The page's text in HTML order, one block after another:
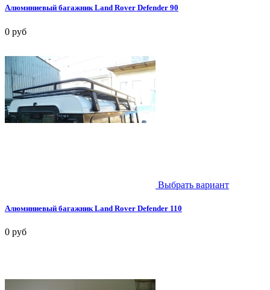
Алюминиевый багажник Land Rover Defender 90
0 руб
Выбрать вариант
Алюминиевый багажник Land Rover Defender 110
0 руб